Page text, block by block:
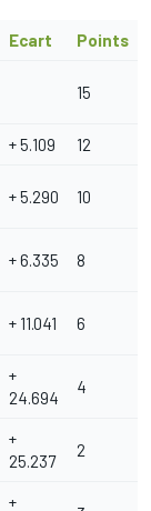
Ecart Points
15
+ 5.109 12
+ 5.290 10
+ 6.335 8
+ 11.041 6
+
24.694
4
+
25.237
2
+